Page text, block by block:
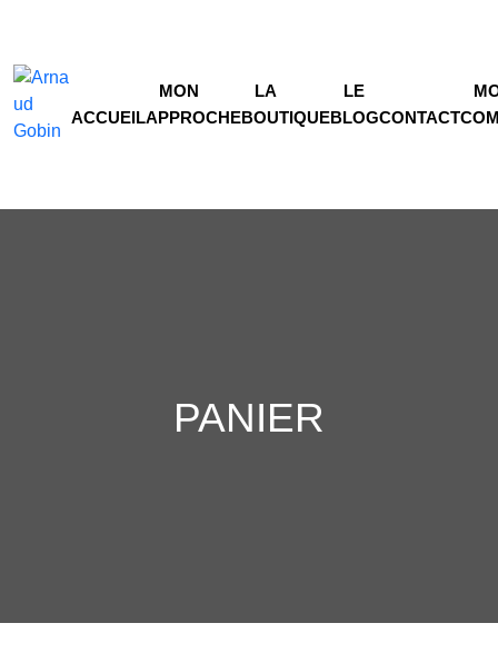
ACCUEIL
MON
APPROCHE
LA
BOUTIQUE
LE
BLOGCONTACT
PANIER